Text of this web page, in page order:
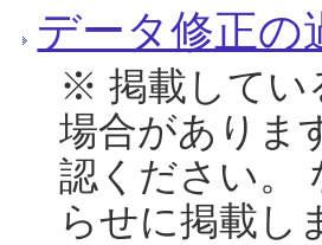
データ修正の
※ 掲載してい
場合がありま
認ください。
らせに掲載し